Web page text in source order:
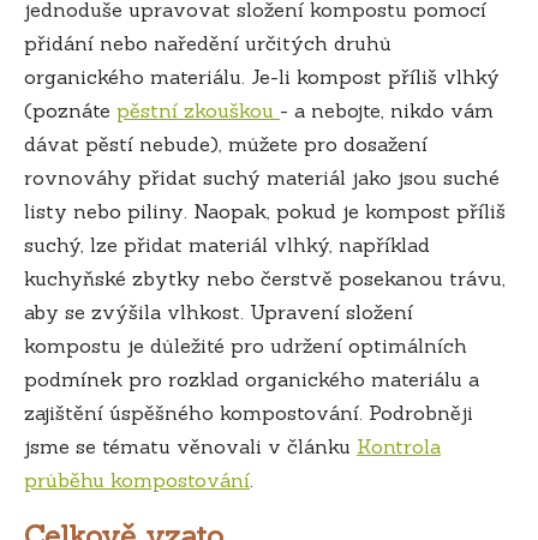
jednoduše upravovat složení kompostu pomocí
přidání nebo naředění určitých druhů
organického materiálu. Je-li kompost příliš vlhký
(poznáte pěstní zkouškou - a nebojte, nikdo vám
dávat pěstí nebude), můžete pro dosažení
rovnováhy přidat suchý materiál jako jsou suché
listy nebo piliny. Naopak, pokud je kompost příliš
suchý, lze přidat materiál vlhký, například
kuchyňské zbytky nebo čerstvě posekanou trávu,
aby se zvýšila vlhkost. Upravení složení
kompostu je důležité pro udržení optimálních
podmínek pro rozklad organického materiálu a
zajištění úspěšného kompostování. Podrobněji
jsme se tématu věnovali v článku Kontrola
průběhu kompostování.